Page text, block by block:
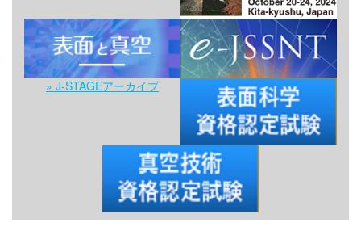
» J-STAGEアーカイブ